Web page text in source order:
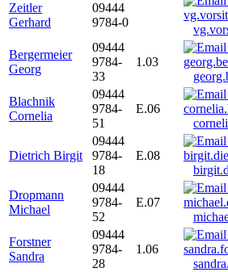
Zeitler
Gerhard
09444
9784-0
Bergermeier
Georg
09444
9784-
33
1.03
Blachnik
Cornelia
09444
9784-
51
E.06
Dietrich Birgit
09444
9784-
18
E.08
Dropmann
Michael
09444
9784-
52
E.07
Forstner
Sandra
09444
9784-
28
1.06